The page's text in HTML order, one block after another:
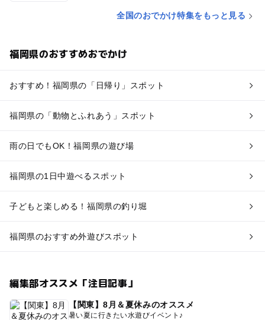
全国のおでかけ特集をもっと見る
福岡県のおすすめおでかけ
おすすめ！福岡県の「日帰り」スポット
福岡県の「動物とふれあう」スポット
雨の日でもOK！福岡県の遊び場
福岡県の1日中遊べるスポット
子どもと楽しめる！福岡県の釣り堀
福岡県のおすすめ外遊びスポット
編集部オススメ「注目記事」
【関東】8月＆夏休みのオススメ
暑い夏に行きたい水遊びイベント♪